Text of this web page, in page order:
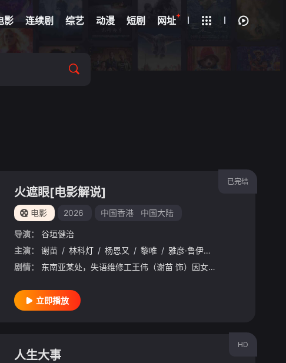
影 连续剧 综艺 动漫 短剧 网址+
洞悬疑
郭峻卿 威奈·旺扬功 / 雅彦·鲁伊安 / 杰佳·亚宁
已完结
火遮眼[电影解说]
电影 2026 中国香港 中国大陆
导演：
谷垣健治
主演：
谢苗 / 林科灯 / 杨恩又 / 黎唯 / 雅彦·鲁伊安
剧情：
东南亚某处，失语维修工王伟（谢苗 饰）因女儿雨晴（杨恩又 饰）失踪觉醒猎杀本能。他联手寻妻记者纳文（林科灯 饰）组成生死同盟，在连番血战中死斗黑暗组织打手大块头（黎唯 饰）与嗜血杀手阿德（雅彦·鲁伊安
立即播放
HD
人生大事